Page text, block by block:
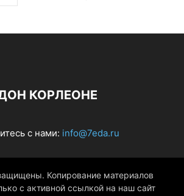
КОРЛЕОНЕ
с нами: info@7eda.ru
Копирование материалов
с активной ссылкой на наш сайт